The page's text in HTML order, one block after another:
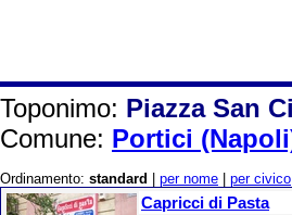
Toponimo: Piazza San
Comune: Portici
Ordinamento: standard per nome per civico
Capricci di Pasta